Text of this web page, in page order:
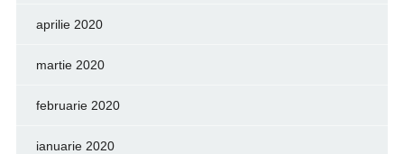
aprilie 2020
martie 2020
februarie 2020
ianuarie 2020